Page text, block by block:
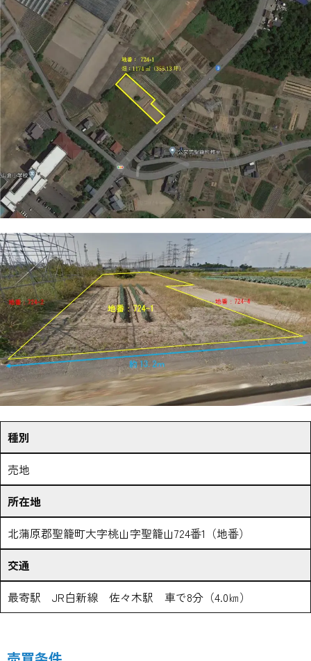
種別
売地
所在地
北蒲原郡聖籠町大字桃山字聖籠山724番1（地番）
交通
最寄駅 JR白新線 佐々木駅 車で8分（4.0㎞）